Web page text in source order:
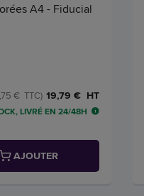
A4 - Fiducial
19,79 € HT
€ TTC)
LIVRÉ EN 24/48H
AJOUTER